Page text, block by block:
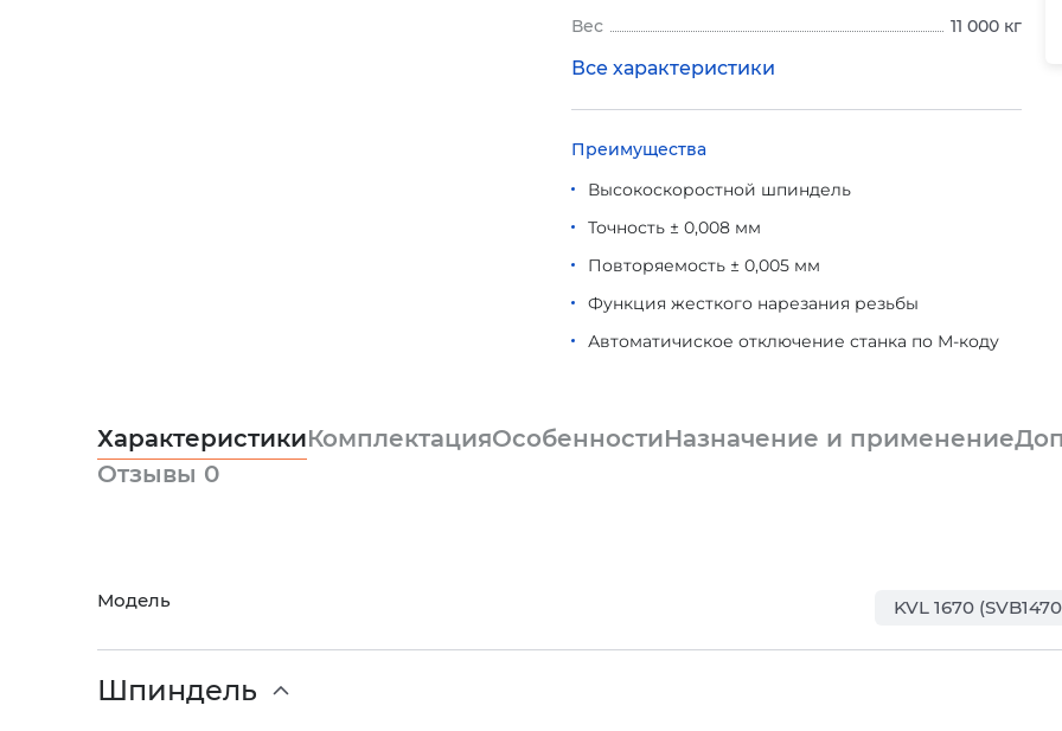
Вес
11 000 кг
Все характеристики
Преимущества
Высокоскоростной шпиндель
Точность ± 0,008 мм
Повторяемость ± 0,005 мм
Функция жесткого нарезания резьбы
Автоматичиское отключение станка по М-коду
ХарактеристикиКомплектацияОсобенностиНазначение и применение
Отзывы 0
Модель KVL 1670
Шпиндель